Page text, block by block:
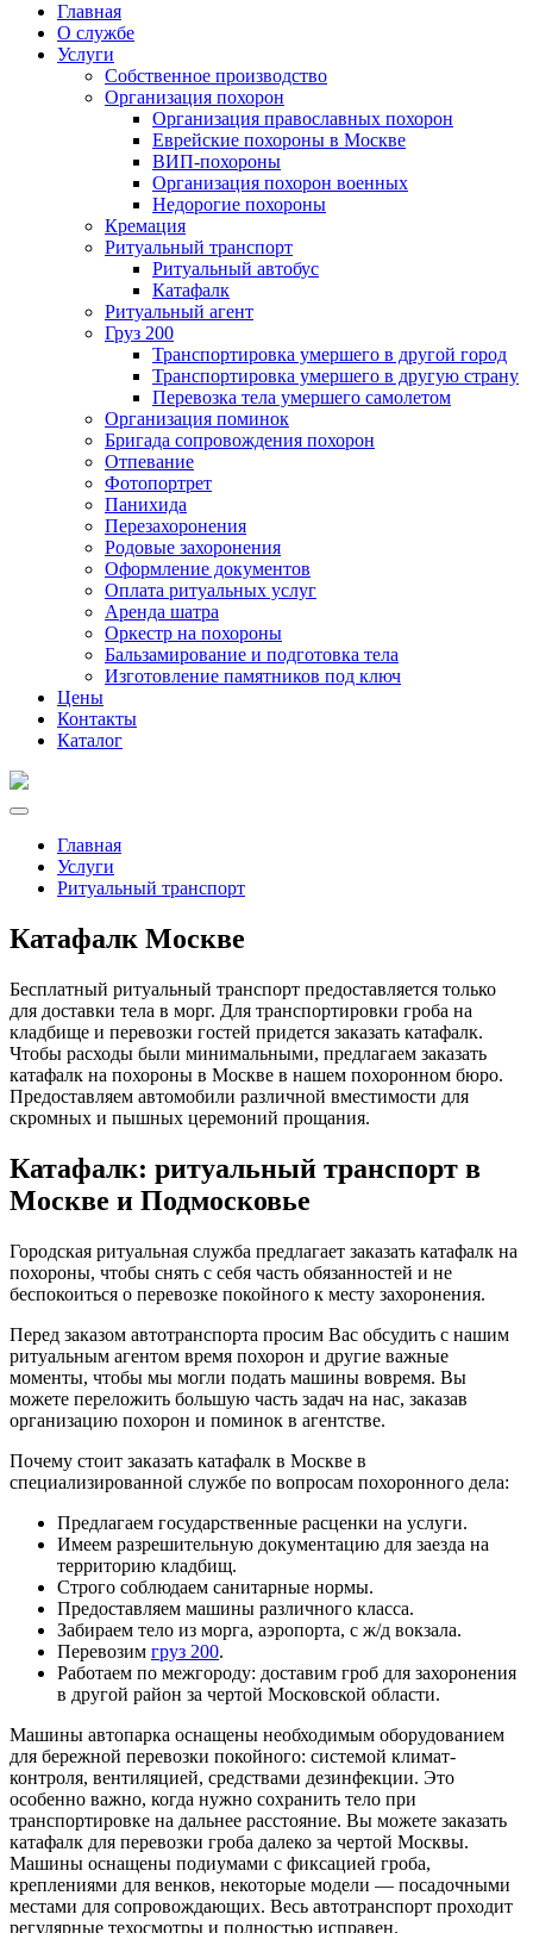
Главная
О службе
Услуги
Собственное производство
Организация похорон
Организация православных похорон
Еврейские похороны в Москве
ВИП-похороны
Организация похорон военных
Недорогие похороны
Кремация
Ритуальный транспорт
Ритуальный автобус
Катафалк
Ритуальный агент
Груз 200
Транспортировка умершего в другой город
Транспортировка умершего в другую страну
Перевозка тела умершего самолетом
Организация поминок
Бригада сопровождения похорон
Отпевание
Фотопортрет
Панихида
Перезахоронения
Родовые захоронения
Оформление документов
Оплата ритуальных услуг
Аренда шатра
Оркестр на похороны
Бальзамирование и подготовка тела
Изготовление памятников под ключ
Цены
Контакты
Каталог
Главная
Услуги
Ритуальный транспорт
Катафалк Москве
Бесплатный ритуальный транспорт предоставляется только
для доставки тела в морг. Для транспортировки гроба на
кладбище и перевозки гостей придется заказать катафалк.
Чтобы расходы были минимальными, предлагаем заказать
катафалк на похороны в Москве в нашем похоронном бюро.
Предоставляем автомобили различной вместимости для
скромных и пышных церемоний прощания.
Катафалк: ритуальный транспорт в
Москве и Подмосковье
Городская ритуальная служба предлагает заказать катафалк на
похороны, чтобы снять с себя часть обязанностей и не
беспокоиться о перевозке покойного к месту захоронения.
Перед заказом автотранспорта просим Вас обсудить с нашим
ритуальным агентом время похорон и другие важные
моменты, чтобы мы могли подать машины вовремя. Вы
можете переложить большую часть задач на нас, заказав
организацию похорон и поминок в агентстве.
Почему стоит заказать катафалк в Москве в
специализированной службе по вопросам похоронного дела:
Предлагаем государственные расценки на услуги.
Имеем разрешительную документацию для заезда на
территорию кладбищ.
Строго соблюдаем санитарные нормы.
Предоставляем машины различного класса.
Забираем тело из морга, аэропорта, с ж/д вокзала.
Перевозим груз 200.
Работаем по межгороду: доставим гроб для захоронения
в другой район за чертой Московской области.
Машины автопарка оснащены необходимым оборудованием
для бережной перевозки покойного: системой климат-
контроля, вентиляцией, средствами дезинфекции. Это
особенно важно, когда нужно сохранить тело при
транспортировке на дальнее расстояние. Вы можете заказать
катафалк для перевозки гроба далеко за чертой Москвы.
Машины оснащены подиумами с фиксацией гроба,
креплениями для венков, некоторые модели — посадочными
местами для сопровождающих. Весь автотранспорт проходит
регулярные техосмотры и полностью исправен.